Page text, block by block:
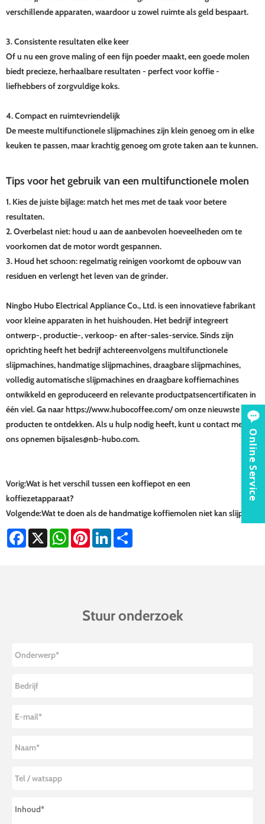
verschillende apparaten, waardoor u zowel ruimte als geld bespaart.
3. Consistente resultaten elke keer
Of u nu een grove maling of een fijn poeder maakt, een goede molen
biedt precieze, herhaalbare resultaten - perfect voor koffie -
liefhebbers of zorgvuldige koks.
4. Compact en ruimtevriendelijk
De meeste multifunctionele slijpmachines zijn klein genoeg om in elke
keuken te passen, maar krachtig genoeg om grote taken aan te kunnen.
Tips voor het gebruik van een multifunctionele molen
1. Kies de juiste bijlage: match het mes met de taak voor betere
resultaten.
2. Overbelast niet: houd u aan de aanbevolen hoeveelheden om te
voorkomen dat de motor wordt gespannen.
3. Houd het schoon: regelmatig reinigen voorkomt de opbouw van
residuen en verlengt het leven van de grinder.
Ningbo Hubo Electrical Appliance Co., Ltd. is een innovatieve fabrikant
voor kleine apparaten in het huishouden. Het bedrijf integreert
ontwerp-, productie-, verkoop- en after-sales-service. Sinds zijn
oprichting heeft het bedrijf achtereenvolgens multifunctionele
slijpmachines, handmatige slijpmachines, draagbare slijpmachines,
volledig automatische slijpmachines en draagbare koffiemachines
ontwikkeld en geproduceerd en relevante productpatsencertificaten in
één viel. Ga naar https://www.hubocoffee.com/ om onze nieuwste
producten te ontdekken. Als u hulp nodig heeft, kunt u contact met
ons opnemen bijsales@nb-hubo.com.
Vorig:Wat is het verschil tussen een koffiepot en een
koffiezetapparaat?
Volgende:Wat te doen als de handmatige koffiemolen niet kan slijpen
Facebook
X WhatsAppPinterestLinkedIn
Stuur onderzoek
Online Service